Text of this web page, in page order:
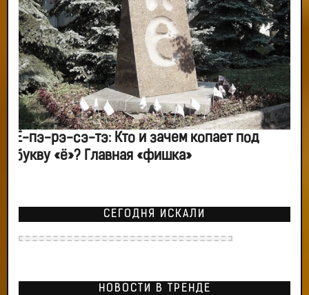
Ё-пэ-рэ-сэ-тэ: Кто и зачем копает под
букву «ё»? Главная «фишка»
СЕГОДНЯ ИСКАЛИ
НОВОСТИ В ТРЕНДЕ